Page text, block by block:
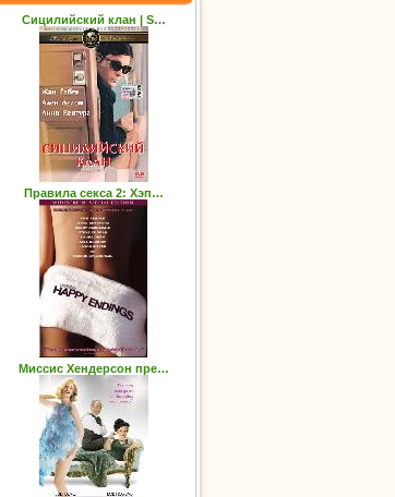
Сицилийский клан | S…
Правила секса 2: Хэп…
Миссис Хендерсон пре…